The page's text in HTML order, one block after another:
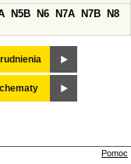
N5B N6 N7A N7B
N8
Pomoc